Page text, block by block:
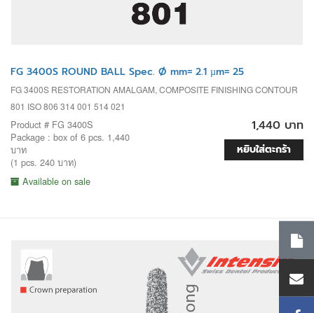
FG 3400S ROUND BALL Spec. Ø mm= 2.1 µm= 25
FG 3400S RESTORATION AMALGAM, COMPOSITE FINISHING CONTOUR
801 ISO 806 314 001 514 021
Product # FG 3400S
Package : box of 6 pcs. 1,440
บาท
(1 pcs. 240 บาท)
Available on sale
1,440 บาท
หยิบใส่ตะกร้า